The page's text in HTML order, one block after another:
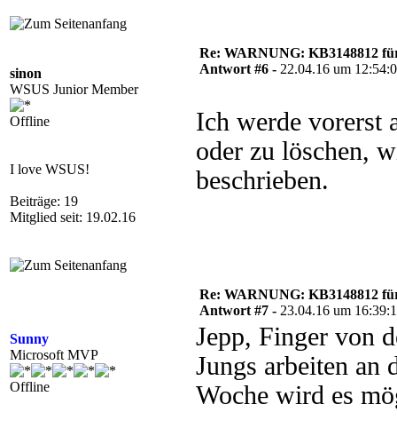
sinon
WSUS Junior Member
Offline
I love WSUS!
Beiträge: 19
Mitglied seit: 19.02.16
Re: WARNUNG: KB3148812
Antwort #6 - 22.04.16 um
Ich werde vorerst
oder zu löschen,
beschrieben.
Sunny
Microsoft MVP
Offline
Re: WARNUNG: KB3148812
Antwort #7 - 23.04.16 um
Jepp, Finger von
Jungs arbeiten an
Woche wird es